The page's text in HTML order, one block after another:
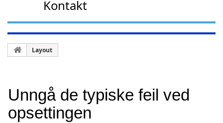
Kontakt
Layout
Unngå de typiske feil ved
opsettingen